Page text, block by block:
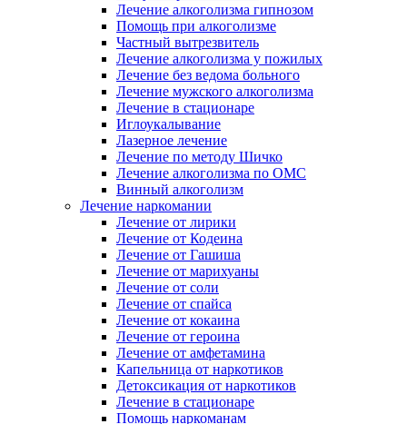
Лечение алкоголизма гипнозом
Помощь при алкоголизме
Частный вытрезвитель
Лечение алкоголизма у пожилых
Лечение без ведома больного
Лечение мужского алкоголизма
Лечение в стационаре
Иглоукалывание
Лазерное лечение
Лечение по методу Шичко
Лечение алкоголизма по ОМС
Винный алкоголизм
Лечение наркомании
Лечение от лирики
Лечение от Кодеина
Лечение от Гашиша
Лечение от марихуаны
Лечение от соли
Лечение от спайса
Лечение от кокаина
Лечение от героина
Лечение от амфетамина
Капельница от наркотиков
Детоксикация от наркотиков
Лечение в стационаре
Помощь наркоманам